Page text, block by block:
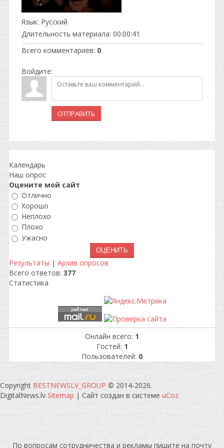
Язык: Русский
Длительность материала: 00:00:41
Всего комментариев: 0
Войдите:
ОТПРАВИТЬ
Календарь
Наш опрос
Оцените мой сайт
Отлично
Хорошо
Неплохо
Плохо
Ужасно
Результаты | Архив опросов
Всего ответов: 377
Статистика
Онлайн всего: 1
Гостей: 1
Пользователей: 0
Copyright BESTNEWSLV_GROUP © 2014-2026.
DigitalNews.lv Sitemap | Сайт создан в системе uCoz
По вопросам сотрудничества и рекламы пишите на почту